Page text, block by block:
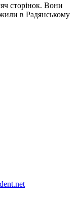
сторінок. Вони
жили в Радянському